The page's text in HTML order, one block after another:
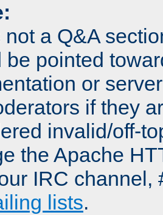
a Q&A
be pointed
or
if they
invalid/off-
the Apache
IRC channel,
lists.